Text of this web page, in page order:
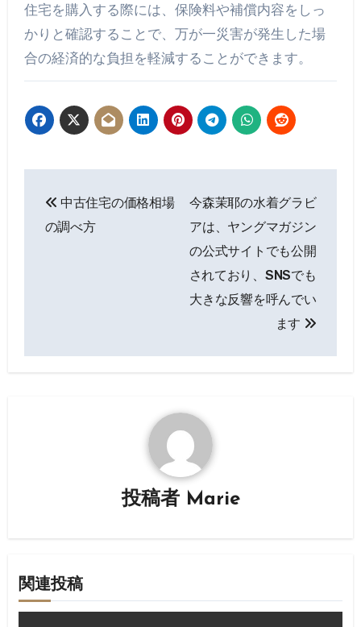
住宅を購入する際には、保険料や補償内容をしっ
かりと確認することで、万が一災害が発生した場
合の経済的な負担を軽減することができます。
稿
ー
中古住宅の価格相場
の調べ方
今森茉耶の水着グラビ
アは、ヤングマガジン
の公式サイトでも公開
されており、SNSでも
大きな反響を呼んでい
ます
投稿者 Marie
関連投稿